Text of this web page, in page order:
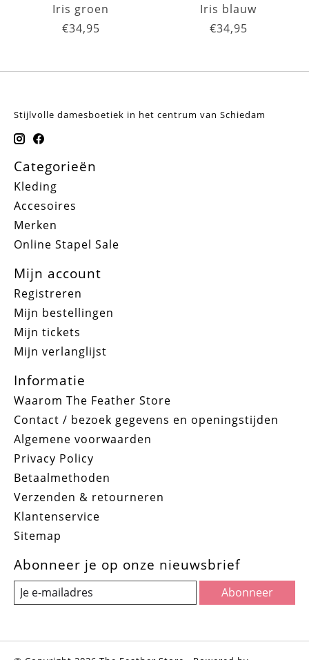
Iris groen
€34,95
Iris blauw
€34,95
Stijlvolle damesboetiek in het centrum van Schiedam
Categorieën
Kleding
Accesoires
Merken
Online Stapel Sale
Mijn account
Registreren
Mijn bestellingen
Mijn tickets
Mijn verlanglijst
Informatie
Waarom The Feather Store
Contact / bezoek gegevens en openingstijden
Algemene voorwaarden
Privacy Policy
Betaalmethoden
Verzenden & retourneren
Klantenservice
Sitemap
Abonneer je op onze nieuwsbrief
Abonneer